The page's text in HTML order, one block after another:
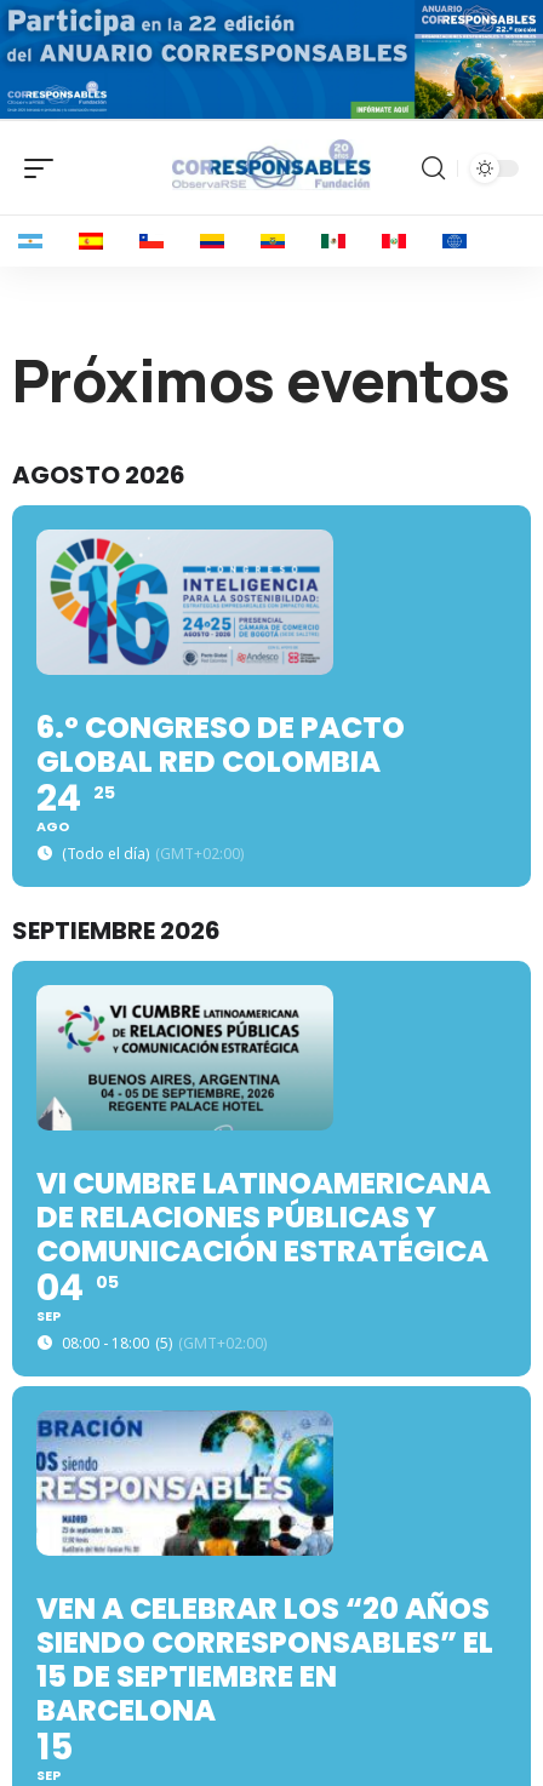
Próximos eventos
AGOSTO 2026
6.º CONGRESO DE PACTO
GLOBAL RED COLOMBIA
24
AGO
25
(Todo el día) (GMT+02:00)
SEPTIEMBRE 2026
VI CUMBRE LATINOAMERICANA
DE RELACIONES PÚBLICAS Y
COMUNICACIÓN ESTRATÉGICA
04
SEP
05
08:00 - 18:00 (5) (GMT+02:00)
VEN A CELEBRAR LOS “20 AÑOS
SIENDO CORRESPONSABLES” EL
15 DE SEPTIEMBRE EN
BARCELONA
15
SEP